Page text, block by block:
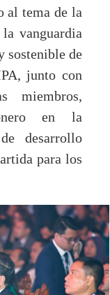
al tema de la
vanguardia
sostenible de
junto con
miembros,
en la
desarrollo
para los